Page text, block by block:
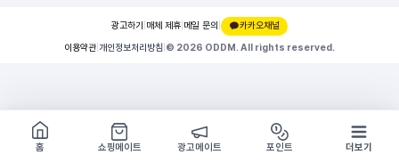
광고하기 매체 제휴 메일 문의 |
카카오채널
이용약관 개인정보처리방침 © 2026 ODDM. All rights reserved.
쇼핑몰 구경하기
방문시 1G
홈
쇼핑메이트 광고메이트 포인트 더보기